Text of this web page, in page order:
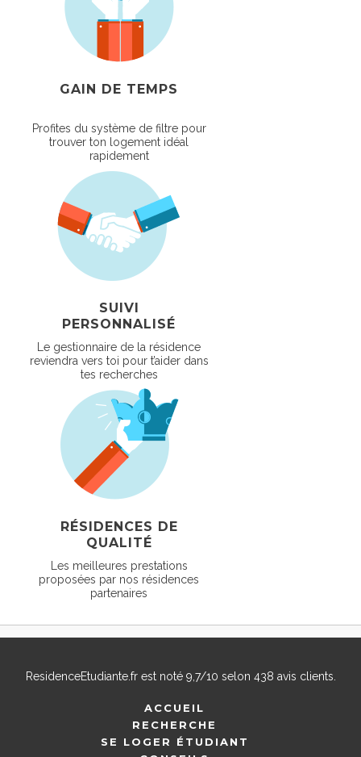
GAIN DE TEMPS
Profites du système de filtre pour
trouver ton logement idéal
rapidement
SUIVI
PERSONNALISÉ
Le gestionnaire de la résidence
reviendra vers toi pour t’aider dans
tes recherches
RÉSIDENCES DE
QUALITÉ
Les meilleures prestations
proposées par nos résidences
partenaires
ResidenceEtudiante.frest noté 9,7/10 selon 438 avis clients.
ACCUEIL
RECHERCHE
SE LOGER ÉTUDIANT